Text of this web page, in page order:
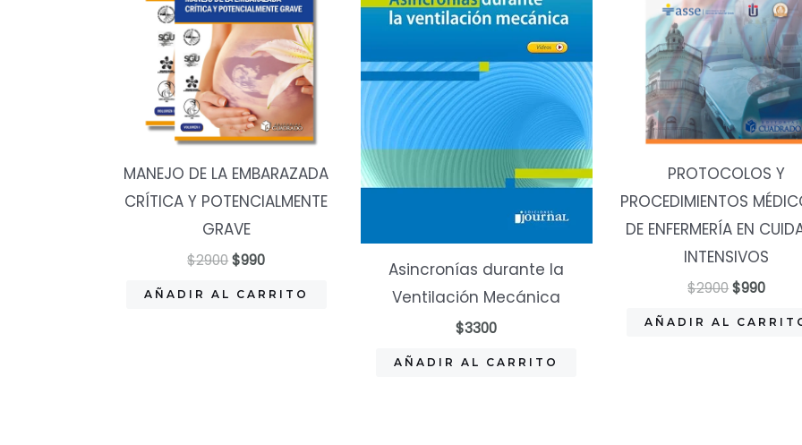
MANEJO DE LA EMBARAZADA
CRÍTICA Y POTENCIALMENTE
GRAVE
$2900El
original
$990El
actual
AÑADIR AL CARRITO
Asincronías durante la
Ventilación Mecánica
$3300
AÑADIR AL CARRITO
PROTOCOLOS Y
PROCEDIMIENTOS
DE ENFERMERÍA EN
INTENSIVOS
$2900El
original
$990El
AÑADIR AL